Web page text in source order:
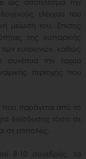
ελέγχου του
μείωση του. Επίσης
της κυτταρικής
κυτοκινών, καθώς
την ταχεία
περιοχής που
που παράγεται από το
διείσδυσης τόσο σε
σε επιπολείς.
8-10 συνεδρίες, τα